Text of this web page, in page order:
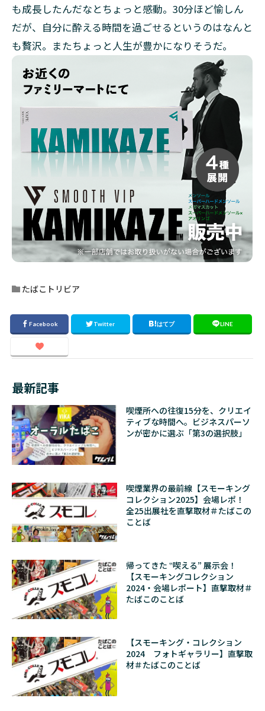
も成長したんだなとちょっと感動。30分ほど愉しん
だが、自分に酔える時間を過ごせるというのはなんと
も贅沢。またちょっと人生が豊かになりそうだ。
たばこトリビア
最新記事
喫煙所への往復15分を、クリエイ
ティブな時間へ。ビジネスパーソ
ンが密かに選ぶ「第3の選択肢」
喫煙業界の最前線【スモーキング
コレクション2025】会場レポ！
全25出展社を直撃取材＃たばこの
ことば
帰ってきた ‟喫える” 展示会！
【スモーキングコレクション
2024・会場レポート】直撃取材＃
たばこのことば
【スモーキング・コレクション
2024 フォトギャラリー】直撃取
材＃たばこのことば